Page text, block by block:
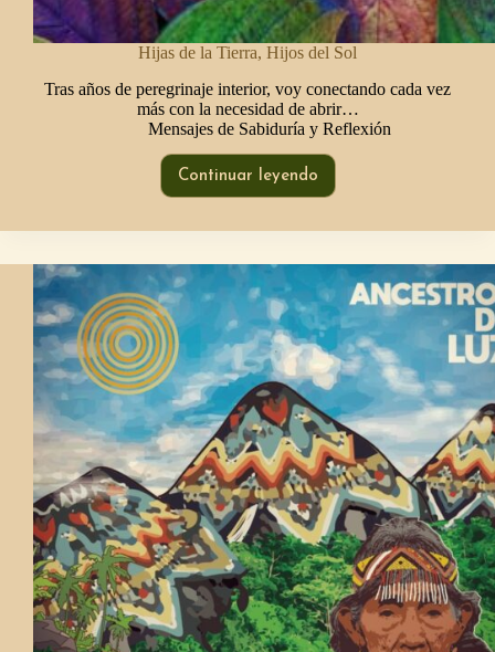
Hijas de la Tierra, Hijos del Sol
Tras años de peregrinaje interior, voy conectando cada vez
más con la necesidad de abrir…
Mensajes de Sabiduría y Reflexión
Continuar leyendo
Hijas
de
Tierra,
del